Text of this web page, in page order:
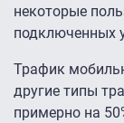
некоторые
подключенных
Трафик
другие типы
примерно на